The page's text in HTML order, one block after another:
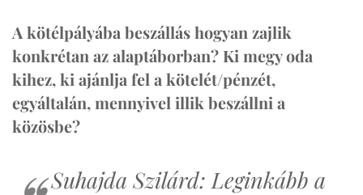
A kötélpályába beszállás hogyan zajlik
konkrétan az alaptáborban? Ki megy oda
kihez, ki ajánlja fel a kötelét/pénzét,
egyáltalán, mennyivel illik beszállni a
közösbe?
Suhajda Szilárd: Leginkább a